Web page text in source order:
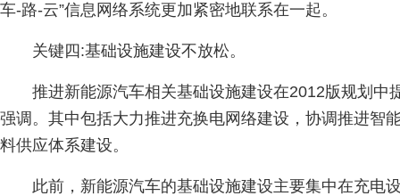
车-路-云”信息网络系统更加紧密地联系在一起。
关键四:基础设施建设不放松。
推进新能源汽车相关基础设施建设在2012版规划中
强调。其中包括大力推进充换电网络建设，协调推进智
料供应体系建设。
此前，新能源汽车的基础设施建设主要集中在充电